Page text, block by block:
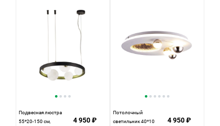
матового белого
стекла
Подвесная люстра
55*20-150 см,
4 950 ₽
Потолочный
светильник 40*10
4 950 ₽